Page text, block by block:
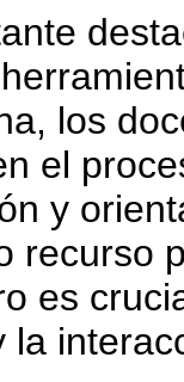
los
el
y
recurso
es